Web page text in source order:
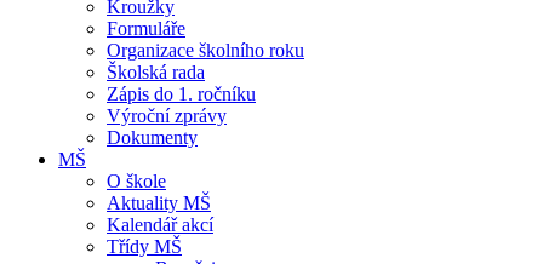
Kroužky
Formuláře
Organizace školního roku
Školská rada
Zápis do 1. ročníku
Výroční zprávy
Dokumenty
MŠ
O škole
Aktuality MŠ
Kalendář akcí
Třídy MŠ